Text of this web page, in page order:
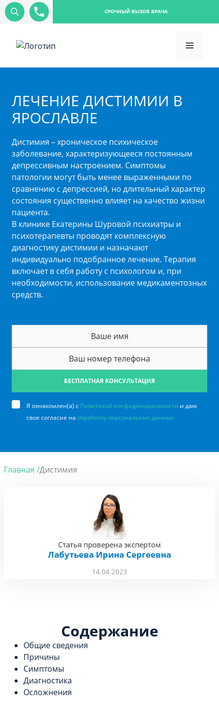
СРОЧНЫЙ ВЫЗОВ ВРАЧА
ЛЕЧЕНИЕ ДИСТИМИИ В
ЯРОСЛАВЛЕ
Дистимия – хроническое психическое
заболевание, характеризующееся постоянным
депрессивным настроением. Симптомы
патологии могут быть менее выраженными по
сравнению с депрессией, но длительный характер
состояния существенно влияет на качество жизни
пациента.
В клинике Екатерины Шуровой психиатры и
психотерапевты проводят комплексную
диагностику дистимии и назначают
индивидуально подобранное лечение. Терапия
включает в себя работу с психологом и, при
необходимости, использование медикаментозных
средств.
БЕСПЛАТНАЯ КОНСУЛЬТАЦИЯ
Я ознакомлен(а) с Политикой конфиденциальности и даю
свое согласие на обработку персональных данных
Главная /Дистимия
14.04.2023
Статья проверена экспертом
Лабутьева Ирина Сергеевна
Содержание
Общие сведения
Причины
Симптомы
Диагностика
Осложнения